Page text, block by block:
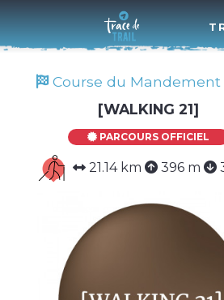
Course du Mandement
[WALKING 21]
PARCOURS OFFICIEL
21.14 km 396 m